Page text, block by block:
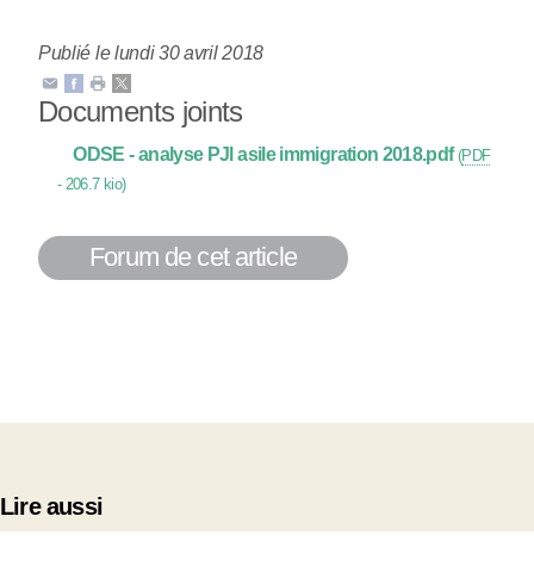
Publié le lundi 30 avril 2018
Documents joints
ODSE - analyse PJl asile immigration 2018.pdf (PDF
- 206.7 kio)
Forum de cet article
Lire aussi